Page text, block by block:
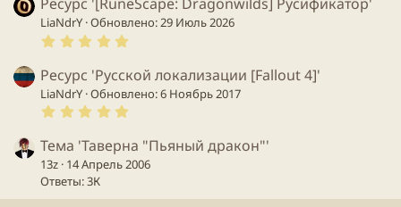
LiaNdrY Обновлено:29 Июль 2026
5
0
з
в
ё
д
Ресурс 'Русской локализации [Fallout 4]'
LiaNdrY Обновлено:6 Ноябрь 2017
5
0
з
в
з
Тема 'Таверна "Пьяный дракон"'
13z 14 Апрель 2006
Ответы: 3К